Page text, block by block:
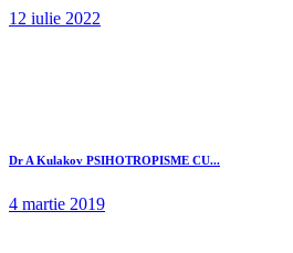
12 iulie 2022
Dr A Kulakov PSIHOTROPISME CU...
4 martie 2019